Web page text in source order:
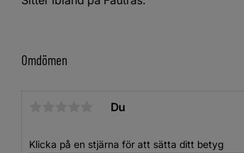
Omdömen
Du
Klicka på en stjärna för att sätta ditt betyg